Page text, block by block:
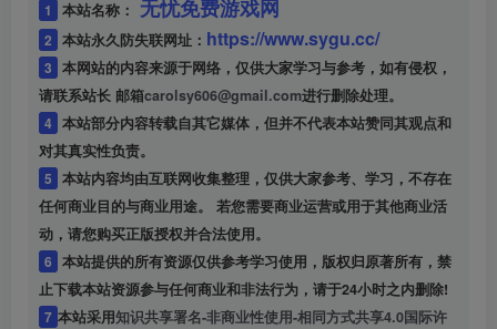
1 本站名称： 无忧免费游戏网
2 本站永久防失联网址： https://www.sygu.cc/
3 本网站的内容来源于网络，仅供大家学习与参考，如有侵权，
请联系站长 邮箱carolsy606@gmail.com进行删除处理。
4 本站部分内容转载自其它媒体，但并不代表本站赞同其观点和
对其真实性负责。
5
任何商业目的与商业用途。 若您需要商业运营或用于其他商业活
动，请您购买正版授权并合法使用。
6 本站提供的所有资源仅供参考学习使用，版权归原著所有，禁
止下载本站资源参与任何商业和非法行为，请于24小时之内删除!
7 本站采用知识共享署名-非商业性使用-相同方式共享4.0国际许